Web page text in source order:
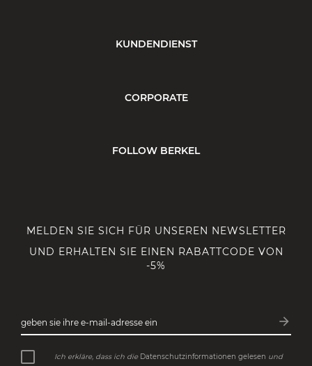
KUNDENDIENST
CORPORATE
FOLLOW BERKEL
MELDEN SIE SICH FÜR UNSEREN NEWSLETTER
UND ERHALTEN SIE EINEN RABATTCODE VON
-5%
geben sie ihre e-mail-adresse ein arrow_forward
Ich erkläre, dass ich die Datenschutzinformationen gelesen und